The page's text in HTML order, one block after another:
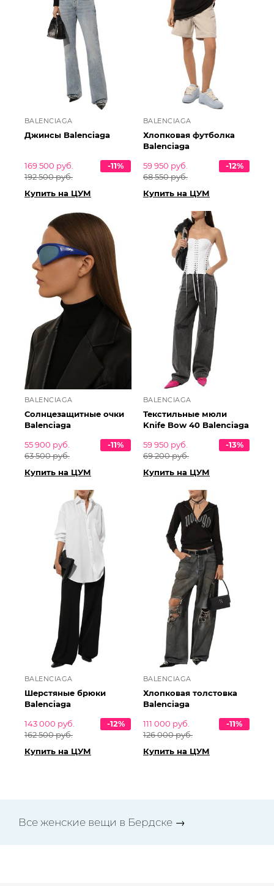
BALENCIAGA
Джинсы Balenciaga
169 500 руб.
192 500 руб.
-11%
Купить на ЦУМ
BALENCIAGA
Хлопковая футболка
Balenciaga
59 950 руб.
68 550 руб.
-12%
Купить на ЦУМ
BALENCIAGA
Солнцезащитные очки
Balenciaga
55 900 руб.
63 500 руб.
-11%
Купить на ЦУМ
BALENCIAGA
Текстильные мюли
Knife Bow 40 Balenciaga
59 950 руб.
69 200 руб.
-13%
Купить на ЦУМ
BALENCIAGA
Шерстяные брюки
Balenciaga
143 000 руб.
162 500 руб.
-12%
Купить на ЦУМ
BALENCIAGA
Хлопковая толстовка
Balenciaga
111 000 руб.
126 000 руб.
-11%
Купить на ЦУМ
Все женские вещи в Бердске →